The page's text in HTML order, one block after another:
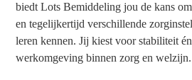
biedt Lots Bemiddeling jou de kans
en tegelijkertijd verschillende
leren kennen. Jij kiest voor stabiliteit
werkomgeving binnen zorg en welzijn.